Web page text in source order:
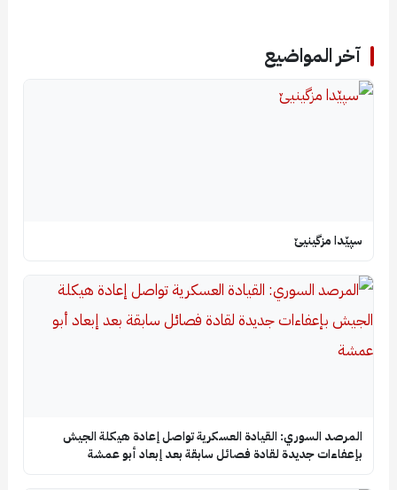
آخر المواضيع
سپێدا مزگینیێ
المرصد السوري: القيادة العسكرية تواصل إعادة هيكلة الجيش
بإعفاءات جديدة لقادة فصائل سابقة بعد إبعاد أبو عمشة